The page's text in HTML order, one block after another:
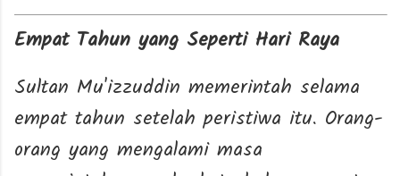
Empat Tahun yang Seperti Hari Raya
Sultan Mu'izzuddin memerintah selama
empat tahun setelah peristiwa itu. Orang-
orang yang mengalami masa